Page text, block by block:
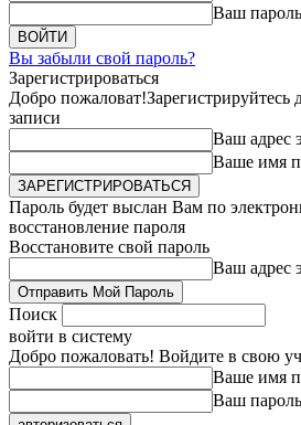
Ваш пароль
Вы забыли свой пароль?
Зарегистрироваться
Добро пожаловат!Зарегистрируйтесь
записи
Ваш адрес
Ваше имя
Пароль будет выслан Вам по
восстановление пароля
Восстановите свой пароль
Ваш адрес
Поиск
войти в систему
Добро пожаловать! Войдите в свою
Ваше имя
Ваш пароль